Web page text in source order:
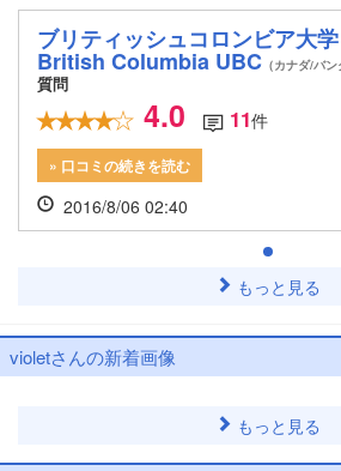
ブリティッシュコロンビア大
British Columbia UBC （カナダ/バン
質問
4.0 11件
» 口コミの続きを読む
2016/8/06 02:40
もっと見る
violetさんの新着画像
もっと見る